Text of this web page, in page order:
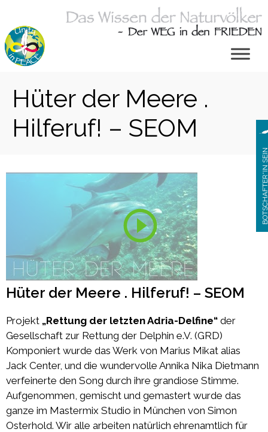
springen
Hüter der Meere .
Hilferuf! – SEOM
Hüter der Meere . Hilferuf! – SEOM
Projekt „Rettung der letzten Adria-Delfine“ der
Gesellschaft zur Rettung der Delphin e.V. (GRD)
Komponiert wurde das Werk von Marius Mikat​ alias
Jack Center, und die wundervolle Annika Nika Dietmann​
verfeinerte den Song durch ihre grandiose Stimme.
Aufgenommen, gemischt und gemastert wurde das
ganze im Mastermix Studio in München von Simon
Osterhold​. Wir alle arbeiten natürlich ehrenamtlich für